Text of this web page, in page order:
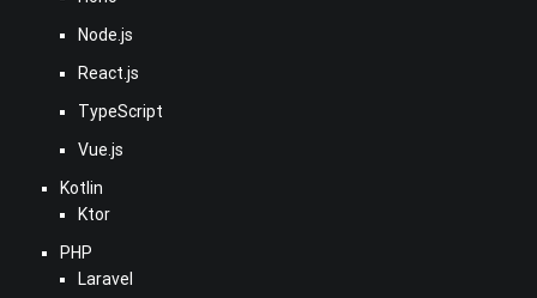
Node.js
React.js
TypeScript
Vue.js
Kotlin
Ktor
PHP
Laravel